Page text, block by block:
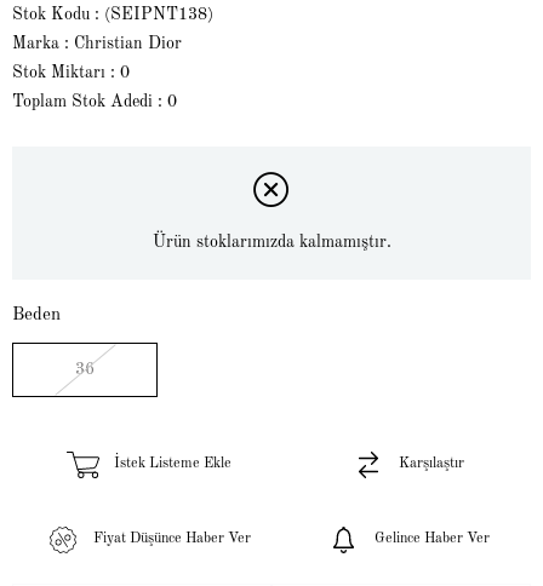
Stok Kodu
(SEIPNT138)
Marka : Christian Dior
Stok Miktarı : 0
Toplam Stok Adedi : 0
Ürün stoklarımızda kalmamıştır.
Beden
36
İstek Listeme Ekle Karşılaştır
Fiyat Düşünce Haber Ver Gelince Haber Ver